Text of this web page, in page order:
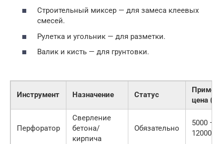
Строительный миксер — для замеса клеевых
смесей.
Рулетка и угольник — для разметки.
Валик и кисть — для грунтовки.
Инструмент Назначение Статус
цена
Перфоратор
Сверление
бетона/
кирпича
Обязательно
5000 —
12000